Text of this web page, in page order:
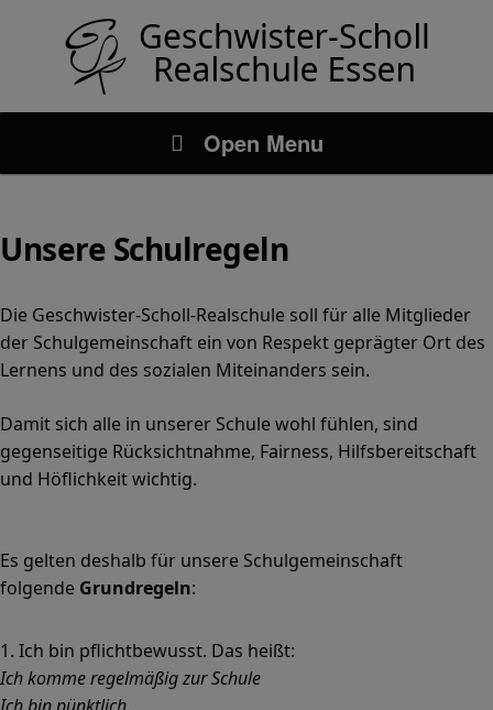
Open Menu
Unsere Schulregeln
Die Geschwister-Scholl-Realschule soll für alle Mitglieder
der Schulgemeinschaft ein von Respekt geprägter Ort des
Lernens und des sozialen Miteinanders sein.
Damit sich alle in unserer Schule wohl fühlen, sind
gegenseitige Rücksichtnahme, Fairness, Hilfsbereitschaft
und Höflichkeit wichtig.
Es gelten deshalb für unsere Schulgemeinschaft
folgende Grundregeln:
Ich bin pflichtbewusst. Das heißt:
Ich komme regelmäßig zur Schule